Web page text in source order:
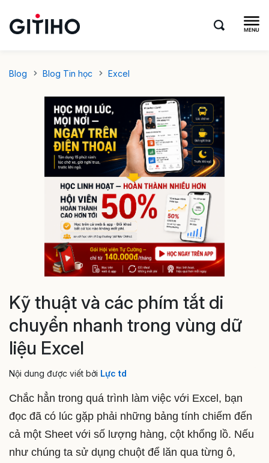
Blog Blog Tin học Excel
Kỹ thuật và các phím tắt di
chuyển nhanh trong vùng dữ
liệu Excel
Nội dung được viết bởi Lực td
Chắc hẳn trong quá trình làm việc với Excel, bạn
đọc đã có lúc gặp phải những bảng tính chiếm đến
cả một Sheet với số lượng hàng, cột khổng lồ. Nếu
như chúng ta sử dụng chuột để lăn qua từng ô,